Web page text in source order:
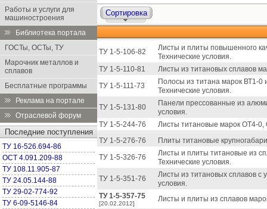
Работы и услуги для
машиностроения
Библиотека портала
ГОСТы, ОСТы, ТУ
Марочник металлов и
сплавов
Бесплатные программы
Реклама на портале
Отраслевой форум
Последние поступления
ТУ 16-526.694-86
ОСТ 4.091.209-88
ТУ 108.11.905-87
ТУ 24.05.144-88
ТУ 29-02-774-92
ТУ 6-09-5146-84
Сортировка
ТУ 1-5-106-82
Листы и плиты повышенного
Технические условия.
ТУ 1-5-110-81
Листы из титановых сплавов
ТУ 1-5-111-73
Полосы из титана марок ВТ1-0
Технические условия.
ТУ 1-5-131-80
Панели прессованные из
условия.
ТУ 1-5-244-76
Листы титановые марок ОТ4-0,
ТУ 1-5-276-76
Плиты титановые
ТУ 1-5-326-76
Листы и плиты титановые из
Технические условия.
ТУ 1-5-351-76
Листы из титановых сплавов с
условия.
ТУ 1-5-357-75
[20.02.2012]
Листы и плиты из сплавов